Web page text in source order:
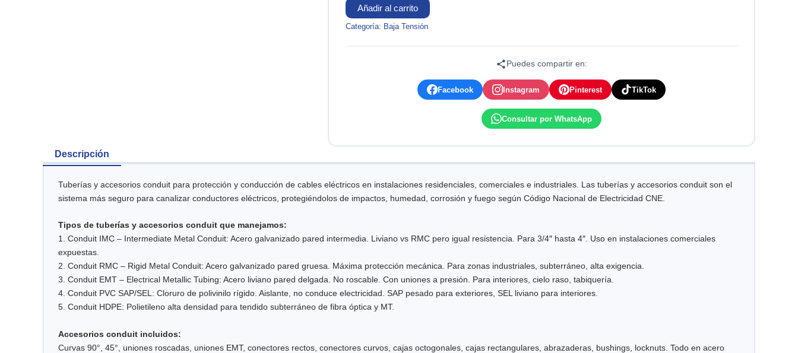
Añadir al carrito
Categoría: Baja Tensión
Puedes compartir en:
Facebook Instagram Pinterest TikTok
Consultar por WhatsApp
Descripción
Tuberías y accesorios conduit para protección y conducción de cables eléctricos en instalaciones residenciales, comerciales e industriales. Las tuberías y accesorios conduit son el
sistema más seguro para canalizar conductores eléctricos, protegiéndolos de impactos, humedad, corrosión y fuego según Código Nacional de Electricidad CNE.
Tipos de tuberías y accesorios conduit que manejamos:
1. Conduit IMC – Intermediate Metal Conduit: Acero galvanizado pared intermedia. Liviano vs RMC pero igual resistencia. Para 3/4″ hasta 4″. Uso en instalaciones comerciales
expuestas.
2. Conduit RMC – Rigid Metal Conduit: Acero galvanizado pared gruesa. Máxima protección mecánica. Para zonas industriales, subterráneo, alta exigencia.
3. Conduit EMT – Electrical Metallic Tubing: Acero liviano pared delgada. No roscable. Con uniones a presión. Para interiores, cielo raso, tabiquería.
4. Conduit PVC SAP/SEL: Cloruro de polivinilo rígido. Aislante, no conduce electricidad. SAP pesado para exteriores, SEL liviano para interiores.
5. Conduit HDPE: Polietileno alta densidad para tendido subterráneo de fibra óptica y MT.
Accesorios conduit incluidos:
Curvas 90°, 45°, uniones roscadas, uniones EMT, conectores rectos, conectores curvos, cajas octogonales, cajas rectangulares, abrazaderas, bushings, locknuts. Todo en acero